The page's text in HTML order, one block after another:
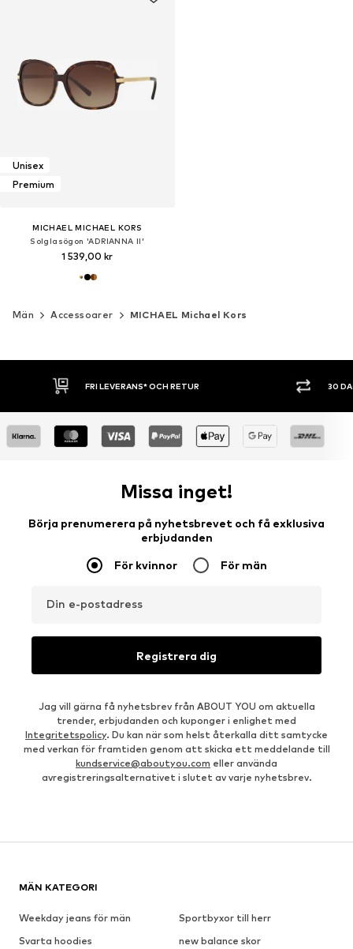
Unisex
Premium
MICHAEL MICHAEL KORS
Solglasögon 'ADRIANNA II'
1 539,00 kr
Män Accessoarer MICHAEL Michael Kors
30 DAGARS ÖPPET KÖP SHOPPA NU.
Missa inget!
Börja prenumerera på nyhetsbrevet och få exklusiva
erbjudanden
För kvinnor För män
Din e-postadress
Registrera dig
Jag vill gärna få nyhetsbrev från ABOUT YOU om aktuella
trender, erbjudanden och kuponger i enlighet med
Integritetspolicy. Du kan när som helst återkalla ditt samtycke
med verkan för framtiden genom att skicka ett meddelande till
kundservice@aboutyou.com eller använda
avregistreringsalternativet i slutet av varje nyhetsbrev.
MÄN KATEGORI
Weekday jeans för män
Sportbyxor till herr
Svarta hoodies
new balance skor